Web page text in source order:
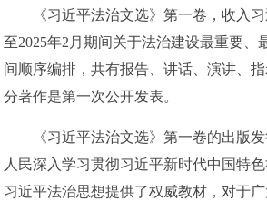
《习近平法治文选》第一卷，收入习
至2025年2月期间关于法治建设最重要、
间顺序编排，共有报告、讲话、演讲、
分著作是第一次公开发表。
《习近平法治文选》第一卷的出版发
人民深入学习贯彻习近平新时代中国特
习近平法治思想提供了权威教材，对于